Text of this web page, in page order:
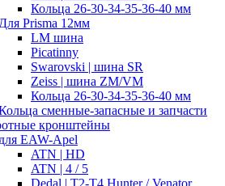
Кольца 26-30-34-35-36-40 мм
Для Prisma 12мм
LM шина
Picatinny
Swarovski | шина SR
Zeiss | шина ZM/VM
Кольца 26-30-34-35-36-40 мм
сменные-запасные и запчасти
кронштейны
для EAW-Apel
ATN | HD
ATN | 4 / 5
Dedal | T2-T4 Hunter / Venator